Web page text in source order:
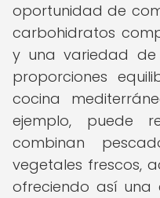
oportunidad de
carbohidratos
y una variedad de
proporciones
cocina
ejemplo, puede
combinan
vegetales frescos,
ofreciendo así una